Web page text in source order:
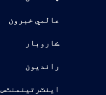
عالمي خبرون
ڪاروبار
رانديون
اينٽرتينمنٽس